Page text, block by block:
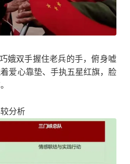
娥双手握住老兵的手，俯身嘘
爱心靠垫、手执五星红旗，脸
分析